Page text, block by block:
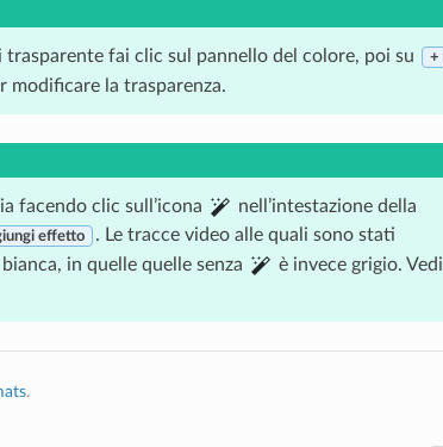
fai clic sul pannello del colore, poi su +
modificare la trasparenza.
facendo clic sull’icona
nell’intestazione della
effetto
. Le tracce video alle quali sono stati
bianca, in quelle quelle senza
è invece grigio. Vedi
.